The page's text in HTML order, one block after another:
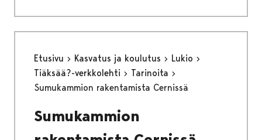
Etusivu Kasvatus ja koulutus
Lukio
Tiäksää?-verkkolehti
Tarinoita
Sumukammion rakentamista Cernissä
Sumukammion